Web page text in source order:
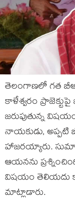
తెలంగాణ‌లో గ‌త
కాళేశ్వ‌రం
జ‌రుపుతున్న
నాయ‌కుడు, అప్ప‌టి
హాజర‌య్యారు.
ఆయ‌న‌ను
విష‌యం తెలియ‌దు
మాట్లాడారు.